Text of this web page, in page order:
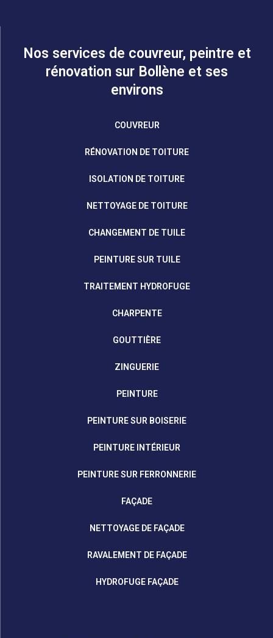
Nos services de couvreur, peintre et
rénovation sur Bollène et ses
environs
COUVREUR
RÉNOVATION DE TOITURE
ISOLATION DE TOITURE
NETTOYAGE DE TOITURE
CHANGEMENT DE TUILE
PEINTURE SUR TUILE
TRAITEMENT HYDROFUGE
CHARPENTE
GOUTTIÈRE
ZINGUERIE
PEINTURE
PEINTURE SUR BOISERIE
PEINTURE INTÉRIEUR
PEINTURE SUR FERRONNERIE
FAÇADE
NETTOYAGE DE FAÇADE
RAVALEMENT DE FAÇADE
HYDROFUGE FAÇADE